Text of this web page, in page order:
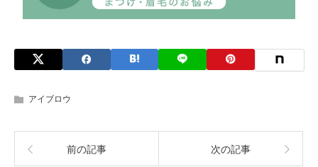
アイブロウ
前の記事 次の記事